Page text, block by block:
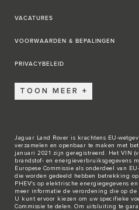
VACATURES
VOORWAARDEN & BEPALINGEN
PRIVACYBELEID
TOON MEER
Jaguar Land Rover is krachtens EU-
verzamelen en openbaar te maken met
januari 2021 zijn geregistreerd. Het VIN
brandstof- en energieverbruiksgegevens
Europese Commissie als onderdeel van
die worden gedeeld hebben betrekking
PHEV's op elektrische energiegegevens
meer informatie de verordening die op de
U kunt ervoor kiezen om uw specifieke
Commissie te delen. Om uitsluiting te